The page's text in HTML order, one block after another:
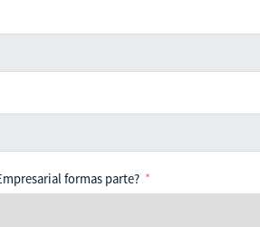
formas parte?